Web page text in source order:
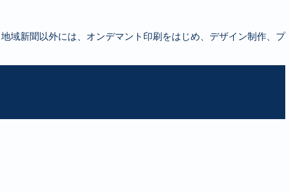
域新聞以外には、オンデマント印刷をはじめ、デザイン制作、プ